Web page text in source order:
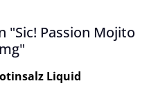
Passion Mojito
Liquid